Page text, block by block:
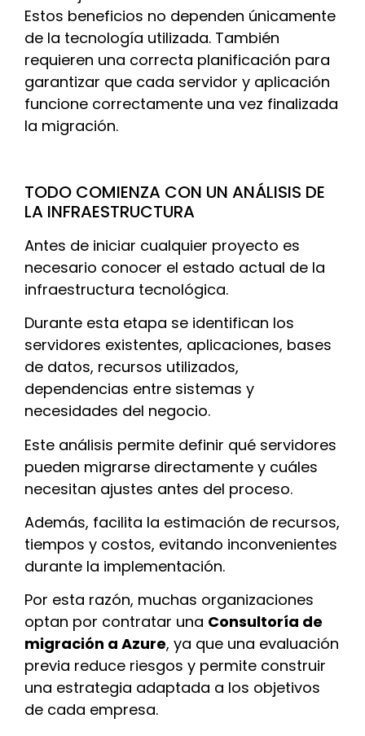
Estos beneficios no dependen únicamente
de la tecnología utilizada. También
requieren una correcta planificación para
garantizar que cada servidor y aplicación
funcione correctamente una vez finalizada
la migración.
TODO COMIENZA CON UN ANÁLISIS DE
LA INFRAESTRUCTURA
Antes de iniciar cualquier proyecto es
necesario conocer el estado actual de la
infraestructura tecnológica.
Durante esta etapa se identifican los
servidores existentes, aplicaciones, bases
de datos, recursos utilizados,
dependencias entre sistemas y
necesidades del negocio.
Este análisis permite definir qué servidores
pueden migrarse directamente y cuáles
necesitan ajustes antes del proceso.
Además, facilita la estimación de recursos,
tiempos y costos, evitando inconvenientes
durante la implementación.
Por esta razón, muchas organizaciones
optan por contratar una Consultoría de
migración a Azure, ya que una evaluación
previa reduce riesgos y permite construir
una estrategia adaptada a los objetivos
de cada empresa.